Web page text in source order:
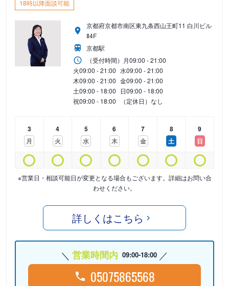
18時以降面談可能
京都府京都市南区東九条西山王町11 白川ビル
Ⅱ4F
京都駅
（受付時間） 月09:00 - 21:00
火09:00 - 21:00 水09:00 - 21:00
木09:00 - 21:00 金09:00 - 21:00
土09:00 - 18:00 日09:00 - 18:00
祝09:00 - 18:00 （定休日）なし
3
月
4
火
5
水
6
木
7
金
8
土
9
日
※営業日・相談可能日が変更となる場合もございます。詳細はお問い合
わせください。
詳しくはこちら
営業時間内 09:00-18:00
05075865568